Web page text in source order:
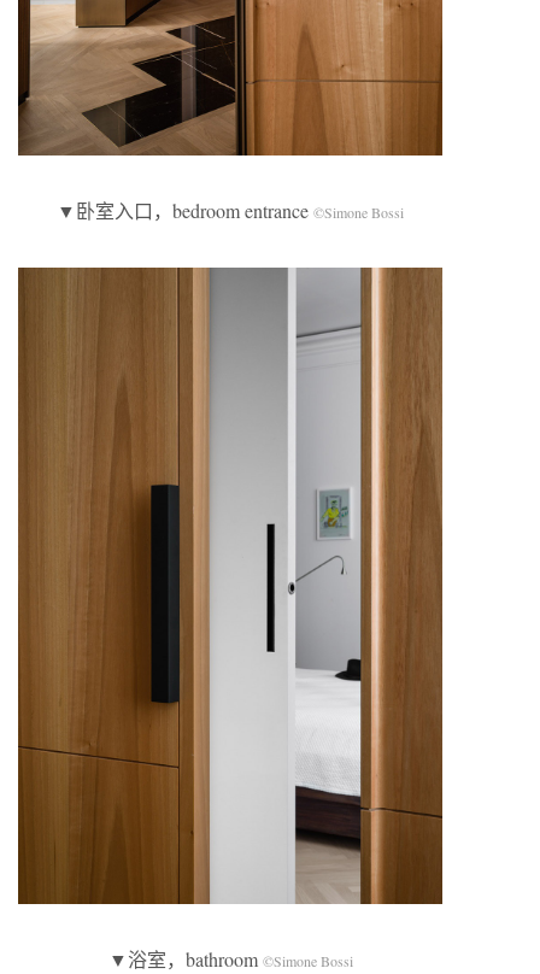
▼卧室入口，bedroom entrance ©Simone Bossi
▼浴室，bathroom ©Simone Bossi